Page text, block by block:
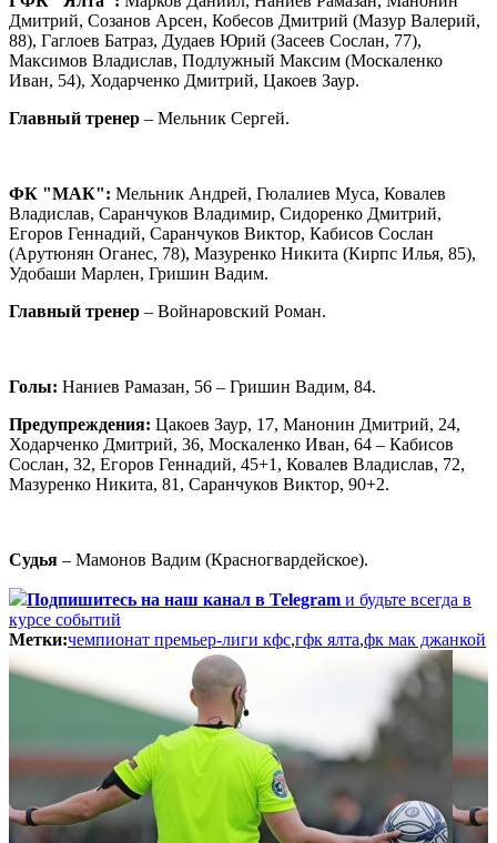
Дмитрий, Созанов Арсен, Кобесов Дмитрий (Мазур Валерий,
88), Гаглоев Батраз, Дудаев Юрий (Засеев Сослан, 77),
Максимов Владислав, Подлужный Максим (Москаленко
Иван, 54), Ходарченко Дмитрий, Цакоев Заур.
Главный тренер – Мельник Сергей.
ФК "МАК": Мельник Андрей, Гюлалиев Муса, Ковалев
Владислав, Саранчуков Владимир, Сидоренко Дмитрий,
Егоров Геннадий, Саранчуков Виктор, Кабисов Сослан
(Арутюнян Оганес, 78), Мазуренко Никита (Кирпс Илья, 85),
Удобаши Марлен, Гришин Вадим.
Главный тренер – Войнаровский Роман.
Голы: Наниев Рамазан, 56 – Гришин Вадим, 84.
Предупреждения: Цакоев Заур, 17, Манонин Дмитрий, 24,
Ходарченко Дмитрий, 36, Москаленко Иван, 64 – Кабисов
Сослан, 32, Егоров Геннадий, 45+1, Ковалев Владислав, 72,
Мазуренко Никита, 81, Саранчуков Виктор, 90+2.
Судья – Мамонов Вадим (Красногвардейское).
Подпишитесь на наш канал в Telegram и будьте всегда в
курсе событий
Метки:чемпионат премьер-лиги кфс,гфк ялта,фк мак джанкой